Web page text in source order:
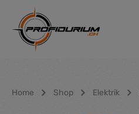
Zum Hauptinhalt springen
Home Shop Elektrik